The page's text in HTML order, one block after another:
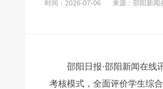
时间：2026-07-06 来源：邵阳新闻
邵阳日报·邵阳新闻在线
考核模式，全面评价学生综